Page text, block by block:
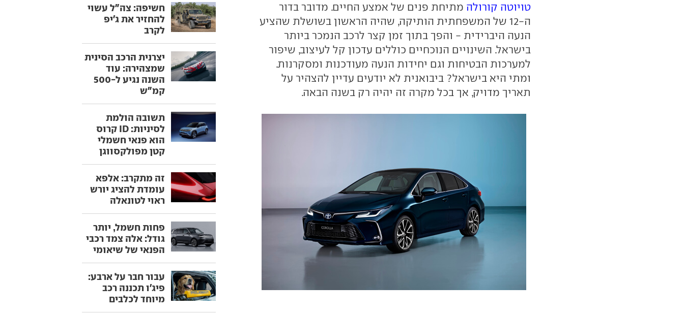
טויוטה קורולה מתיחת פנים של אמצע החיים. מדובר בדור
ה-12 של המשפחתית הותיקה, שהיה הראשון בשושלת שהציע
הנעה היברידית - והפך בתוך זמן קצר לרכב הנמכר ביותר
בישראל. השינויים הנוכחיים כוללים עדכון קל לעיצוב, שיפור
למערכות הבטיחות וגם יחידות הנעה מעודכנות ומסקרנות.
ומתי היא בישראל? ביבואנית לא יודעים עדיין להצהיר על
תאריך מדויק, אך בכל מקרה זה יהיה רק בשנה הבאה.
חשיפה: צה"ל עשוי
להחזיר את ג'יפ
לקרב
יצרנית הרכב הסינית
שמצהירה: עוד
השנה נגיע ל-500
קמ"ש
תשובה הולמת
לסיניות: ID קרוס
הוא פנאי חשמלי
קטן מפולקסווגן
זה מתקרב: אלפא
עומדת להציג יורש
ראוי לטונאלה
פחות חשמל, יותר
גודל: אלה צמד רכבי
הפנאי של שיאומי
עבור חבר על ארבע:
פיג'ו תכננה רכב
מיוחד לכלבים